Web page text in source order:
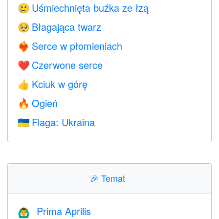
🥲 Uśmiechnięta buźka ze łzą
🥺 Błagająca twarz
❤️‍🔥 Serce w płomieniach
❤️ Czerwone serce
👍 Kciuk w górę
🔥 Ogień
🇺🇦 Flaga: Ukraina
🎉 Temat
🙆‍♂️ Prima Aprilis